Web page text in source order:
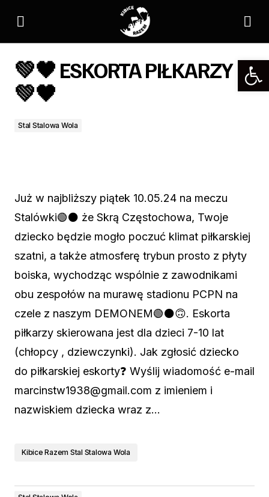
💚🖤 ESKORTA PIŁKARZY
💚🖤
Stal Stalowa Wola
Już w najbliższy piątek 10.05.24 na meczu
Stalówki🟢⚫️ że Skrą Częstochowa, Twoje
dziecko będzie mogło poczuć klimat piłkarskiej
szatni, a także atmosferę trybun prosto z płyty
boiska, wychodząc wspólnie z zawodnikami
obu zespołów na murawę stadionu PCPN na
czele z naszym DEMONEM🟢⚫️🙃. Eskorta
piłkarzy skierowana jest dla dzieci 7-10 lat
(chłopcy , dziewczynki). Jak zgłosić dziecko
do piłkarskiej eskorty❓ Wyślij wiadomość e-mail
marcinstw1938@gmail.com z imieniem i
nazwiskiem dziecka wraz z…
Kibice Razem Stal Stalowa Wola